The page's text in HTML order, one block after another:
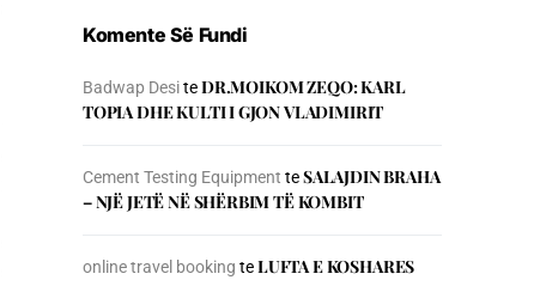
Komente Së Fundi
Badwap DesiteDR.MOIKOM ZEQO: KARL
TOPIA DHE KULTI I GJON VLADIMIRIT
Cement Testing Equipment teSALAJDIN BRAHA
– NJЁ JETЁ NЁ SHЁRBIM TЁ KOMBIT
online travel booking teLUFTA E KOSHARES